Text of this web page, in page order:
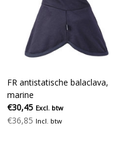
FR antistatische balaclava,
marine
€30,45 Excl. btw
€36,85 Incl. btw